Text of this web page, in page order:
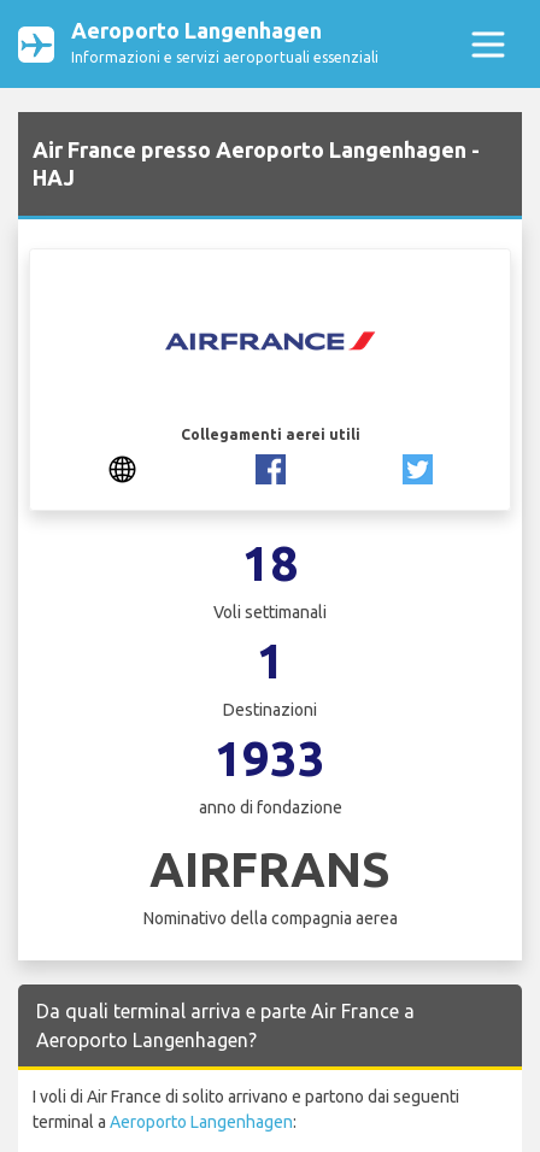
Aeroporto Langenhagen
Informazioni e servizi aeroportuali essenziali
Air France presso Aeroporto Langenhagen -
HAJ
Collegamenti aerei utili
18
Voli settimanali
1
Destinazioni
1933
anno di fondazione
AIRFRANS
Nominativo della compagnia aerea
Da quali terminal arriva e parte Air France a
Aeroporto Langenhagen?
I voli di Air France di solito arrivano e partono dai seguenti
terminal a Aeroporto Langenhagen: